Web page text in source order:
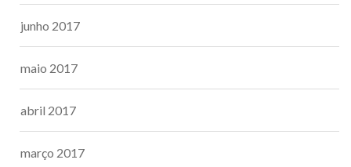
junho 2017
maio 2017
abril 2017
março 2017